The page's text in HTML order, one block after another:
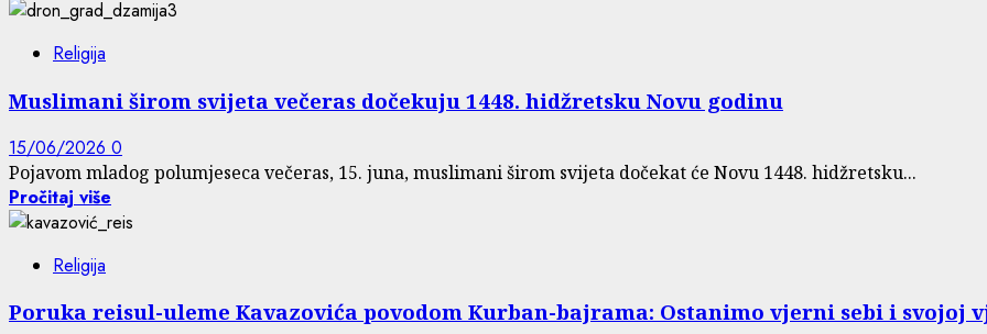
Religija
Muslimani širom svijeta večeras dočekuju 1448. hidžretsku Novu godinu
15/06/2026 0
Pojavom mladog polumjeseca večeras, 15. juna, muslimani širom svijeta dočekat će Novu 1448. hidžretsku...
Pročitaj više
Religija
Poruka reisul-uleme Kavazovića povodom Kurban-bajrama: Ostanimo vjerni sebi i svojoj